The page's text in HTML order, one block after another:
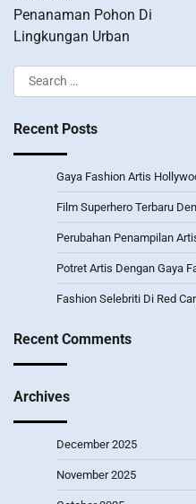
navigation
Penanaman Pohon Di
Lingkungan Urban
Search
for:
Recent Posts
Gaya Fashion Artis
Film Superhero Terbaru
Perubahan Penampilan
Potret Artis Dengan Gaya
Fashion Selebriti Di Red
Recent Comments
Archives
December 2025
November 2025